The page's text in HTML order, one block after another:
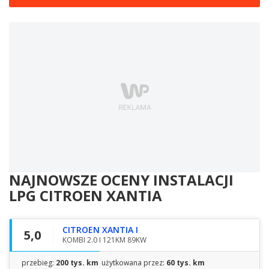
NAJNOWSZE OCENY INSTALACJI
LPG CITROEN XANTIA
5,0 CITROEN XANTIA I
KOMBI 2.0 I 121KM 89KW
przebieg: 200 tys. km użytkowana przez: 60 tys. km